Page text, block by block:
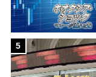
5